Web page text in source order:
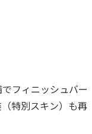
フィニッシュバー
特別スキン）も再